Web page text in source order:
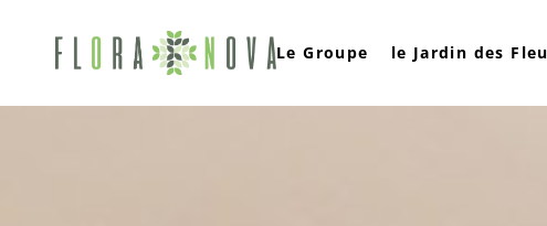
Le Groupe le Jardin des